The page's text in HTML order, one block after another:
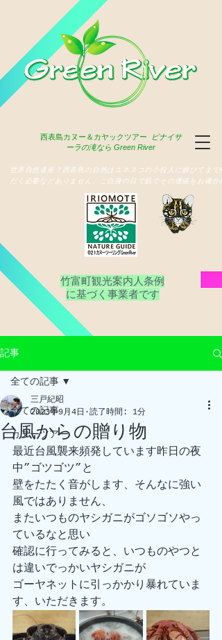
西表島カヌー＆カヤックツアー
ピナイサ
ーラの滝なら Green River
竹富町観光案内人条例
​に基づく事業者です
世界自然遺産？西表島の自然はユネスコの小役人に媚びてまで
だく必要などありません、ご自身の目で肌でその価値をお確か
記事
全ての記事
カヌーツアー
全ての記事
台風からの贈り物
三戸紀昭
2023年9月4日
読了時間: 1分
最近台風襲来頻発しています昨日の夜
中”ゴツゴツ”と
壁をたたく音がします、そんなに強い
風ではありません、
またいつものヤシガニがゴソゴソやっ
ているなと思い
確認に行ってみると、いつものやつと
は違いでっかいヤシガニが
ゴーヤネットに引っかかり暴れていま
す、いただきます。